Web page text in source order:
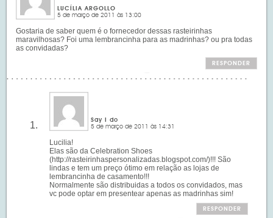
LUCÍLIA ARGOLLO
5 de março de 2011 às 13:00
Gostaria de saber quem é o fornecedor dessas rasteirinhas
maravilhosas? Foi uma lembrancinha para as madrinhas? ou pra todas
as convidadas?
RESPONDER
Say I do
5 de março de 2011 às 14:31
Lucilia!
Elas são da Celebration Shoes
(http://rasteirinhaspersonalizadas.blogspot.com/)!!! São
lindas e tem um preço ótimo em relação as lojas de
lembrancinha de casamento!!!
Normalmente são distribuidas a todos os convidados, mas
vc pode optar em presentear apenas as madrinhas sim!
RESPONDER